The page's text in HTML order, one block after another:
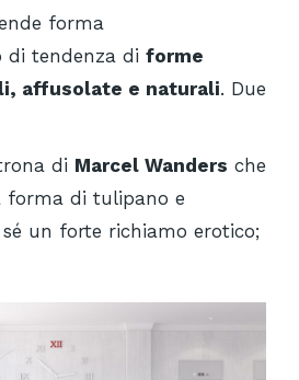
forma
di tendenza di forme
affusolate e naturali. Due
di Marcel Wanders che
forma di tulipano e
un forte richiamo erotico;